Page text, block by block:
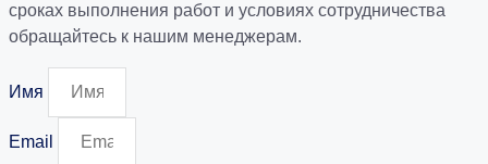
сроках выполнения работ и условиях сотрудничества
обращайтесь к нашим менеджерам.
Имя
Email